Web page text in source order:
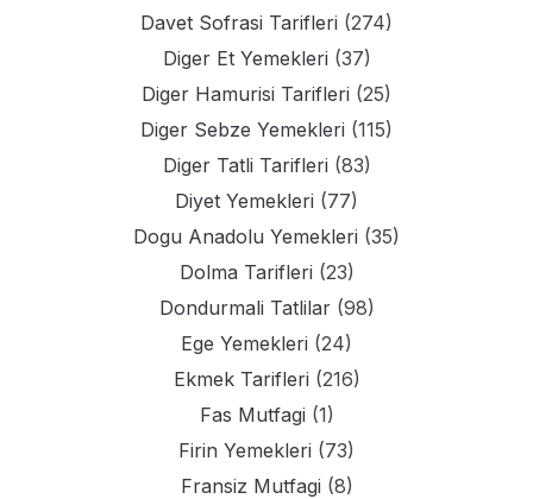
Davet Sofrasi Tarifleri (274)
Diger Et Yemekleri (37)
Diger Hamurisi Tarifleri (25)
Diger Sebze Yemekleri (115)
Diger Tatli Tarifleri (83)
Diyet Yemekleri (77)
Dogu Anadolu Yemekleri (35)
Dolma Tarifleri (23)
Dondurmali Tatlilar(98)
Ege Yemekleri (24)
Ekmek Tarifleri (216)
Fas Mutfagi (1)
Firin Yemekleri (73)
Fransiz Mutfagi (8)